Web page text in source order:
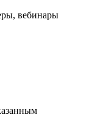
вебинары